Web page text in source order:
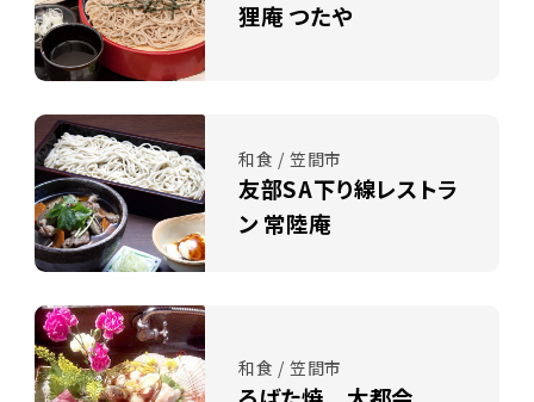
狸庵 つたや
和食 / 笠間市
友部SA下り線レストラ
ン 常陸庵
和食 / 笠間市